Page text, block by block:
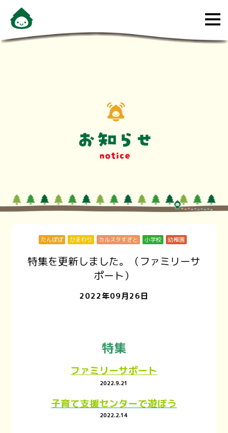
メ
ニ
ュ
たんぽぽ ひまわり カルスタすぎと 小学校 幼稚園
特集を更新しました。（ファミリーサ
ポート）
2022年09月26日
特集
ファミリーサポート
2022.9.21
子育て支援センターで遊ぼう
2022.2.14